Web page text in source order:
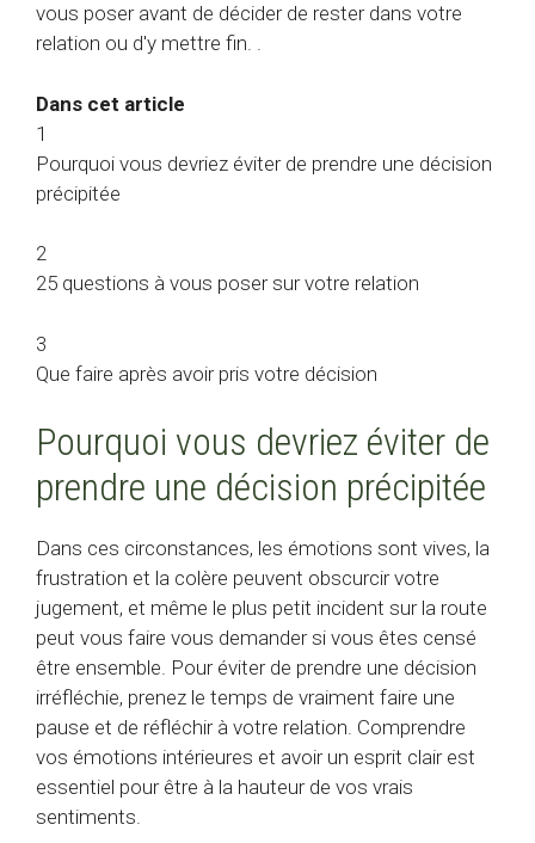
vous poser avant de décider de rester dans votre
relation ou d'y mettre fin. .
Dans cet article
1
Pourquoi vous devriez éviter de prendre une décision
précipitée
2
25 questions à vous poser sur votre relation
3
Que faire après avoir pris votre décision
Pourquoi vous devriez éviter de
prendre une décision précipitée
Dans ces circonstances, les émotions sont vives, la
frustration et la colère peuvent obscurcir votre
jugement, et même le plus petit incident sur la route
peut vous faire vous demander si vous êtes censé
être ensemble. Pour éviter de prendre une décision
irréfléchie, prenez le temps de vraiment faire une
pause et de réfléchir à votre relation. Comprendre
vos émotions intérieures et avoir un esprit clair est
essentiel pour être à la hauteur de vos vrais
sentiments.